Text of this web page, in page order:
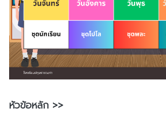
หัวข้อหลัก >>